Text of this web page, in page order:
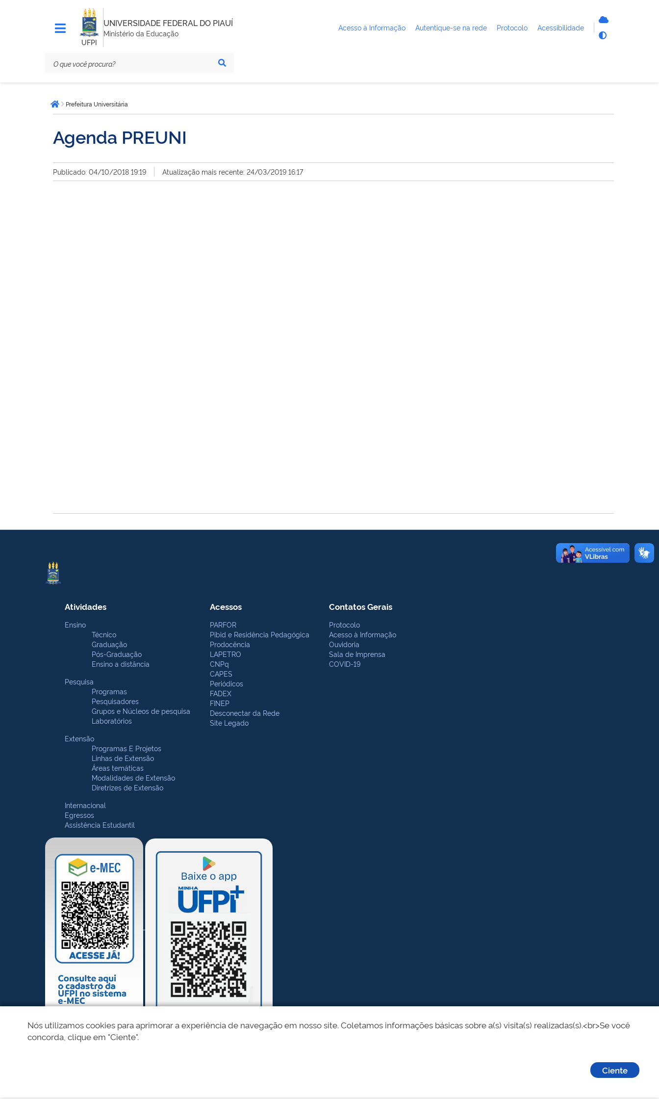
UFPI
UNIVERSIDADE FEDERAL DO PIAUÍ
Ministério da Educação
Acesso à Informação Autentique-se na rede Protocolo Acessibilidade
está
aqui:Página inicial
Prefeitura Universitária
Agenda PREUNI
Publicado: 04/10/2018 19:19 Atualização mais recente: 24/03/2019 16:17
Atividades
Ensino
Técnico
Graduação
Pós-Graduação
Ensino a distância
Pesquisa
Programas
Pesquisadores
Grupos e Núcleos de pesquisa
Laboratórios
Extensão
Programas E Projetos
Linhas de Extensão
Áreas temáticas
Modalidades de Extensão
Diretrizes de Extensão
Internacional
Egressos
Assistência Estudantil
Acessos
PARFOR
Pibid e Residência Pedagógica
Prodocência
LAPETRO
CNPq
CAPES
Periódicos
FADEX
FINEP
Desconectar da Rede
Site Legado
Contatos Gerais
Protocolo
Acesso à Informação
Ouvidoria
Sala de Imprensa
COVID-19
Nós utilizamos cookies para aprimorar a experiência de navegação em nosso site. Coletamos informações básicas sobre a(s) visita(s) realizadas(s).<br>Se você
concorda, clique em "Ciente".
Ciente